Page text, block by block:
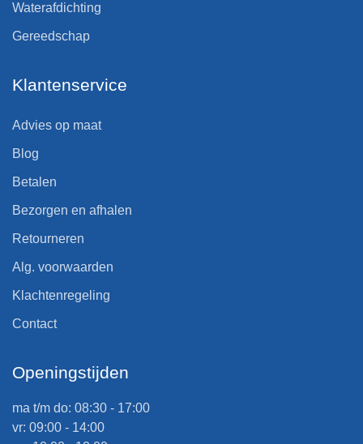
Waterafdichting
Gereedschap
Klantenservice
Advies op maat
Blog
Betalen
Bezorgen en afhalen
Retourneren
Alg. voorwaarden
Klachtenregeling
Contact
Openingstijden
ma t/m do: 08:30 - 17:00
vr: 09:00 - 14:00